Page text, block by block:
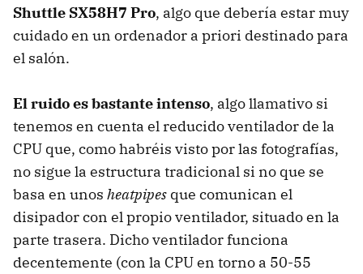
Shuttle SX58H7 Pro, algo que debería estar muy
cuidado en un ordenador a priori destinado para
el salón.
El ruido es bastante intenso, algo llamativo si
tenemos en cuenta el reducido ventilador de la
CPU que, como habréis visto por las fotografías,
no sigue la estructura tradicional si no que se
basa en unos heatpipes que comunican el
disipador con el propio ventilador, situado en la
parte trasera. Dicho ventilador funciona
decentemente (con la CPUen torno a 50-55